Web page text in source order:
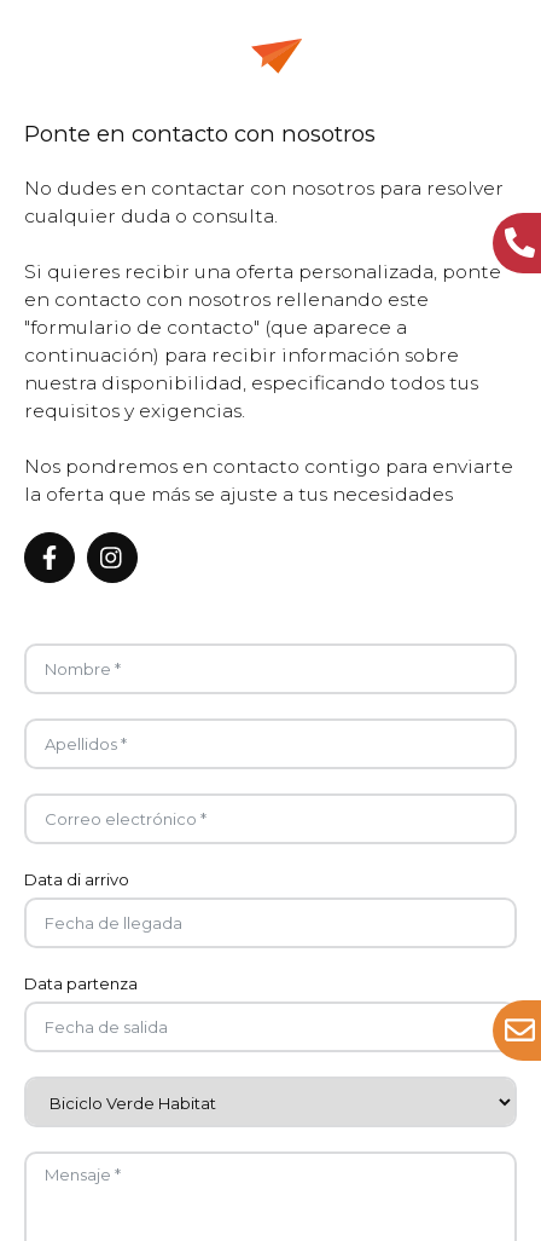
Data di arrivo
Data partenza
Ponte en contacto con nosotros
No dudes en contactar con nosotros para resolver
cualquier duda o consulta.
Si quieres recibir una oferta personalizada, ponte
en contacto con nosotros rellenando este
"formulario de contacto" (que aparece a
continuación) para recibir información sobre
nuestra disponibilidad, especificando todos tus
requisitos y exigencias.
Nos pondremos en contacto contigo para enviarte
la oferta que más se ajuste a tus necesidades